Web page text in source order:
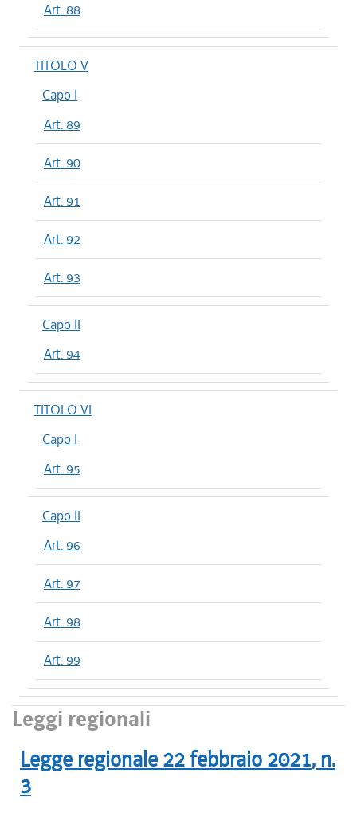
Art. 88
TITOLO V
Capo I
Art. 89
Art. 90
Art. 91
Art. 92
Art. 93
Capo II
Art. 94
TITOLO VI
Capo I
Art. 95
Capo II
Art. 96
Art. 97
Art. 98
Art. 99
Leggi regionali
Legge regionale 22 febbraio 2021, n.
3